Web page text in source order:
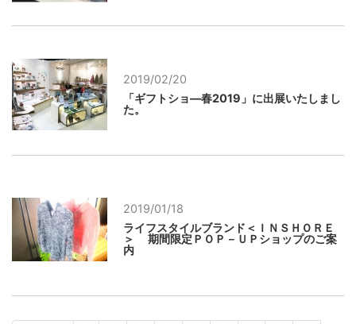
2019/02/20
「ギフトショ―春2019」に出展いたしまし
た。
2019/01/18
ライフスタイルブランド＜ＩＮＳＨＯＲＥ
＞ 期間限定ＰＯＰ－ＵＰショップのご案
内